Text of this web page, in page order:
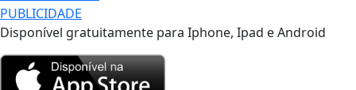
PUBLICIDADE
Disponível gratuitamente para Iphone, Ipad e Android